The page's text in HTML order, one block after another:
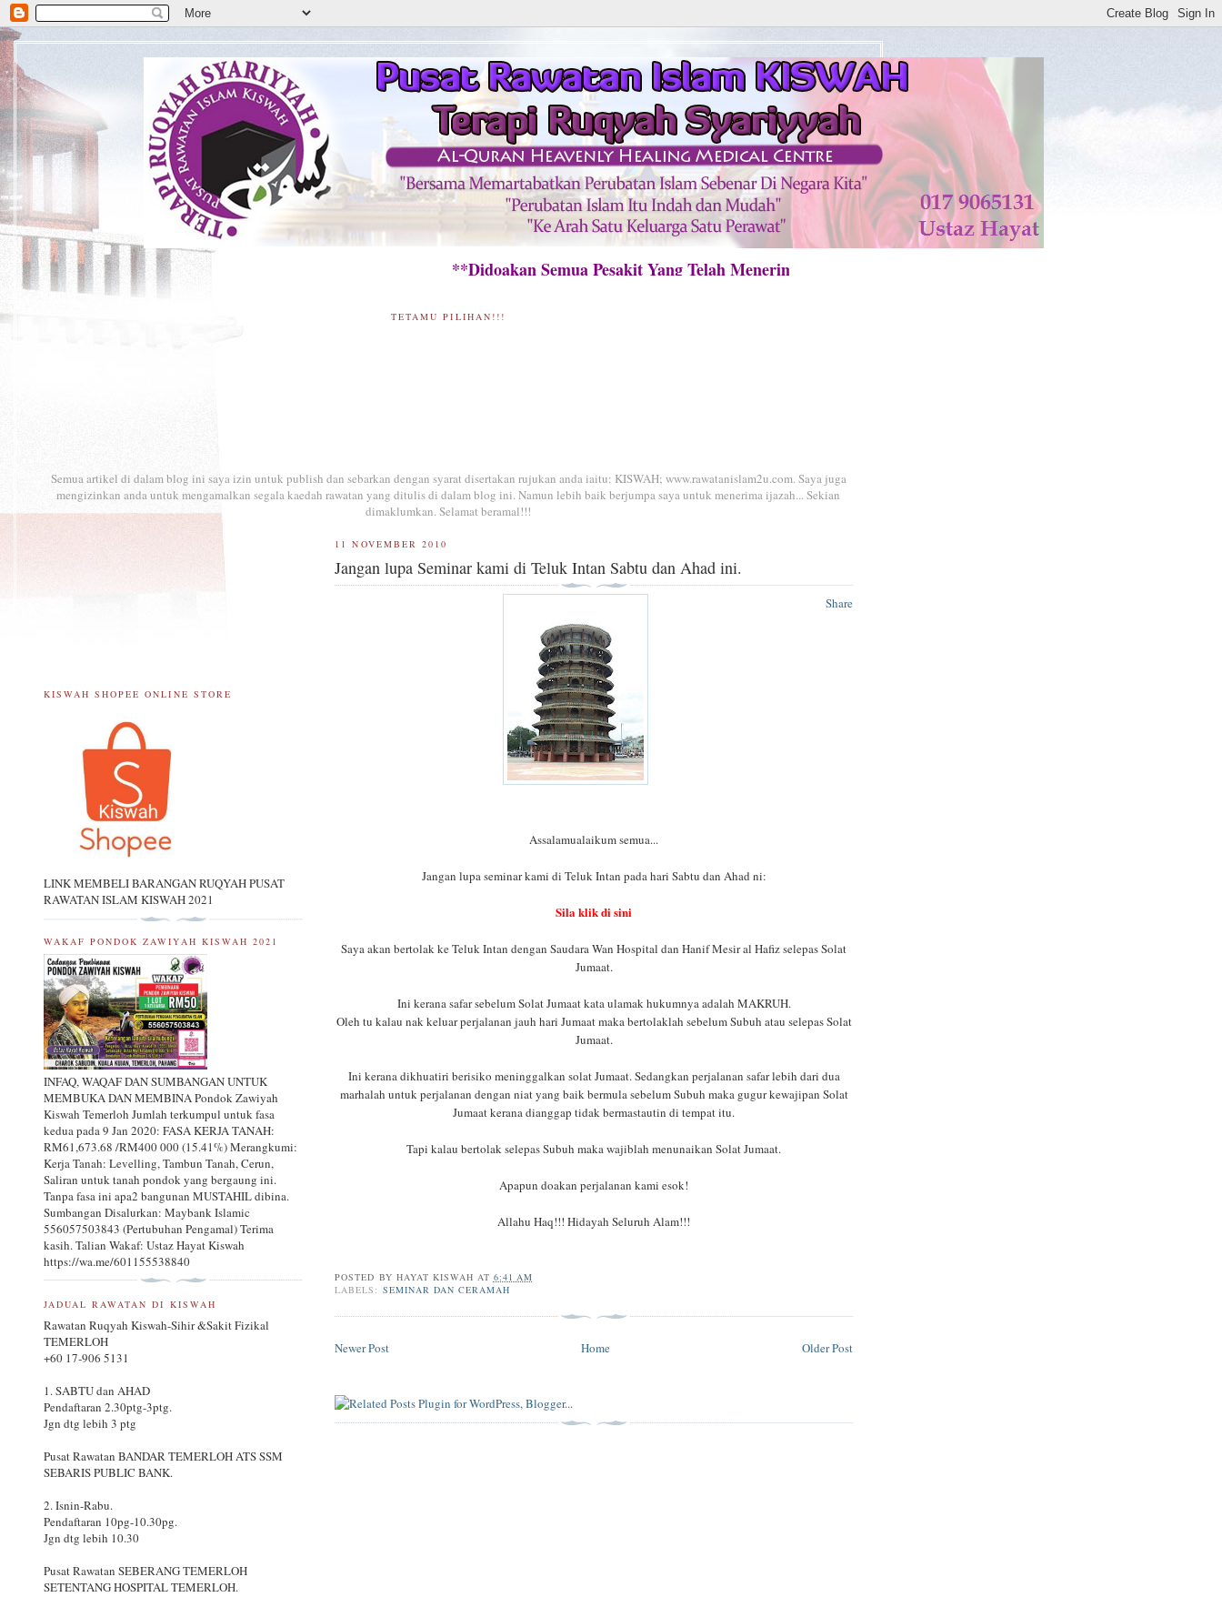
**Didoakan Semua Pesakit Yang Telah Menerima Rawatan di KISWAH DISEMBUHKAN ALLAH TAALA. AMIN**
TETAMU PILIHAN!!!
Semua artikel di dalam blog ini saya izin untuk publish dan sebarkan dengan syarat disertakan rujukan anda iaitu: KISWAH; www.rawatanislam2u.com. Saya juga
mengizinkan anda untuk mengamalkan segala kaedah rawatan yang ditulis di dalam blog ini. Namun lebih baik berjumpa saya untuk menerima ijazah... Sekian
dimaklumkan. Selamat beramal!!!
11 NOVEMBER 2010
Jangan lupa Seminar kami di Teluk Intan Sabtu dan Ahad ini.
Share
Assalamualaikum semua...
Jangan lupa seminar kami di Teluk Intan pada hari Sabtu dan Ahad ni:
Sila klik di sini
Saya akan bertolak ke Teluk Intan dengan Saudara Wan Hospital dan Hanif Mesir al Hafiz selepas Solat
Jumaat.
Ini kerana safar sebelum Solat Jumaat kata ulamak hukumnya adalah MAKRUH.
Oleh tu kalau nak keluar perjalanan jauh hari Jumaat maka bertolaklah sebelum Subuh atau selepas Solat
Jumaat.
Ini kerana dikhuatiri berisiko meninggalkan solat Jumaat. Sedangkan perjalanan safar lebih dari dua
marhalah untuk perjalanan dengan niat yang baik bermula sebelum Subuh maka gugur kewajipan Solat
Jumaat kerana dianggap tidak bermastautin di tempat itu.
Tapi kalau bertolak selepas Subuh maka wajiblah menunaikan Solat Jumaat.
Apapun doakan perjalanan kami esok!
Allahu Haq!!! Hidayah Seluruh Alam!!!
POSTED BY HAYAT KISWAH AT 6:41 AM
LABELS: SEMINAR DAN CERAMAH
Newer Post Older Post
Home
KISWAH SHOPEE ONLINE STORE
LINK MEMBELI BARANGAN RUQYAH PUSAT
RAWATAN ISLAM KISWAH 2021
WAKAF PONDOK ZAWIYAH KISWAH 2021
INFAQ, WAQAF DAN SUMBANGAN UNTUK
MEMBUKA DAN MEMBINA Pondok Zawiyah
Kiswah Temerloh Jumlah terkumpul untuk fasa
kedua pada 9 Jan 2020: FASA KERJA TANAH:
RM61,673.68 /RM400 000 (15.41%) Merangkumi:
Kerja Tanah: Levelling, Tambun Tanah, Cerun,
Saliran untuk tanah pondok yang bergaung ini.
Tanpa fasa ini apa2 bangunan MUSTAHIL dibina.
Sumbangan Disalurkan: Maybank Islamic
556057503843 (Pertubuhan Pengamal) Terima
kasih. Talian Wakaf: Ustaz Hayat Kiswah
https://wa.me/601155538840
JADUAL RAWATAN DI KISWAH
Rawatan Ruqyah Kiswah-Sihir &Sakit Fizikal
TEMERLOH
+60 17-906 5131
1. SABTU dan AHAD
Pendaftaran 2.30ptg-3ptg.
Jgn dtg lebih 3 ptg
Pusat Rawatan BANDAR TEMERLOH ATS SSM
SEBARIS PUBLIC BANK.
2. Isnin-Rabu.
Pendaftaran 10pg-10.30pg.
Jgn dtg lebih 10.30
Pusat Rawatan SEBERANG TEMERLOH
SETENTANG HOSPITAL TEMERLOH.